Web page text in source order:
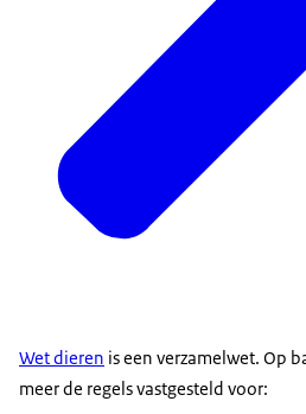
Wet dieren is een verzamelwet. Op
meer de regels vastgesteld voor: